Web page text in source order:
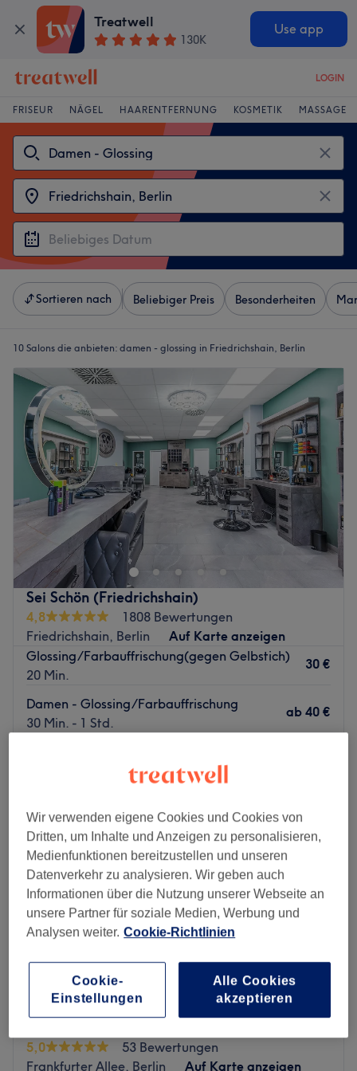
Treatwell
130K
Use app
LOGIN
FRISEUR NÄGEL HAARENTFERNUNG KOSMETIK MASSAGE
Sortieren nach Beliebiger Preis Besonderheiten
10 Salons die anbieten: damen - glossing in Friedrichshain, Berlin
Sei Schön (Friedrichshain)
4,8
1808 Bewertungen
Friedrichshain, Berlin
Auf Karte anzeigen
Glossing/Farbauffrischung(gegen Gelbstich)
20 Min.
30 €
Damen - Glossing/Farbauffrischung
30 Min. - 1 Std.
ab 40 €
Mittwoch
09:00– 19:00
Donnerstag
09:00–19:00
Freitag
09:00–19:00
Samstag
09:00–19:00
Sonntag
Geschlossen
Einmal hier gewesen, willst du nie wieder jemand anders
an deine Haare lassen - Sei Schön in Berlin,
Friedrichshain ist das Ziel deiner Reise auf der Suche
nach dem perfekten Friseur. Hier erwartet dich eine
originelle Kombination aus europäischem
Friseurmeisterbetrieb und orientalischem Barbershop.
Nächste öffentliche Verkehrsmittel:
5,0
53 Bewertungen
Frankfurter Allee, Berlin
Auf Karte anzeigen
Wir verwenden eigene Cookies und Cookies von
Dritten, um Inhalte und Anzeigen zu personalisieren,
Medienfunktionen bereitzustellen und unseren
Datenverkehr zu analysieren. Wir geben auch
Informationen über die Nutzung unserer Webseite an
unsere Partner für soziale Medien, Werbung und
Analysen weiter. Cookie-Richtlinien
Cookie-
Einstellungen
Alle Cookies
akzeptieren